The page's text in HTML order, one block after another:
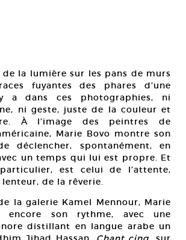
la lumière sur les pans de murs
fuyantes des phares d’une
a dans ces photographies, ni
ni geste, juste de la couleur et
À l’image des peintres de
Marie Bovo montre son
déclencher, spontanément, en
un temps qui lui est propre. Et
est celui de l’attente,
de la rêverie.
la galerie Kamel Mennour, Marie
encore son rythme, avec une
distillant en langue arabe un